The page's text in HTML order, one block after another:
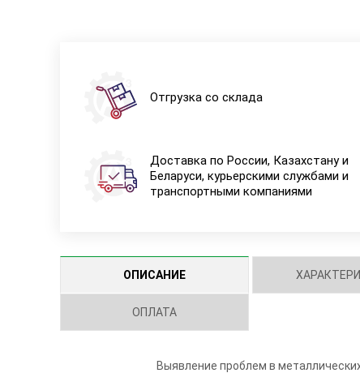
Отгрузка со склада
Доставка по России, Казахстану и
Беларуси, курьерскими службами и
транспортными компаниями
ОПИСАНИЕ
ОПЛАТА
Выявление проблем в